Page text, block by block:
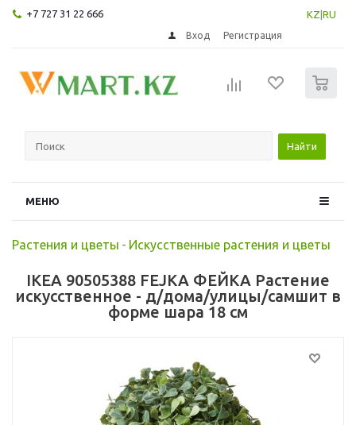
+7 727 31 22 666 KZ RU
Вход Регистрация
Найти
МЕНЮ
Растения и цветы - Искусственные растения и цветы
IKEA 90505388 FEJKA ФЕЙКА Растение
искусственное - д/дома/улицы/самшит в
форме шара 18 см